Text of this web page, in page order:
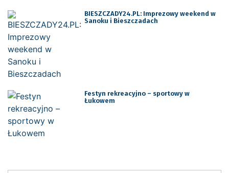
BIESZCZADY24.PL: Imprezowy weekend w
Sanoku i Bieszczadach
Festyn rekreacyjno – sportowy w
Łukowem